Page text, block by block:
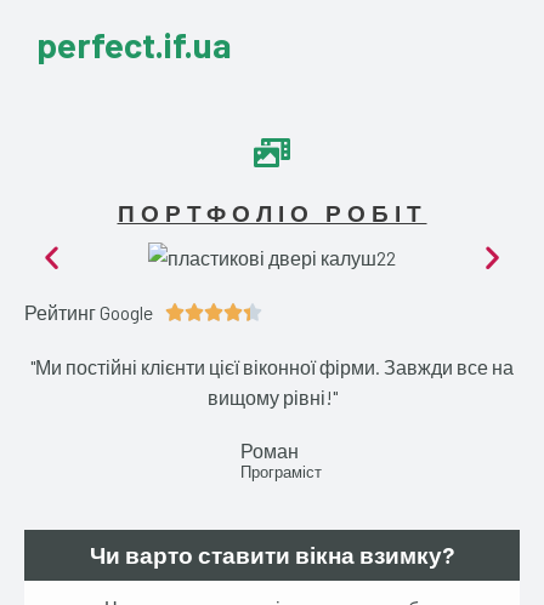
perfect.if.ua
ПОРТФОЛІО РОБІТ
Рейтинг Google 
4
/
"Ми постійні клієнти цієї віконної фірми. Завжди все на
вищому рівні!"
Роман
Програміст
Чи варто ставити вікна взимку?